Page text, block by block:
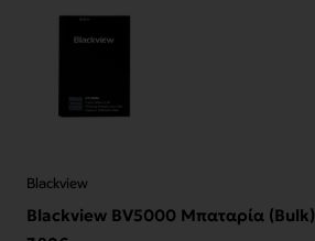
Blackview
Blackview BV5000 Μπαταρία (Bulk)